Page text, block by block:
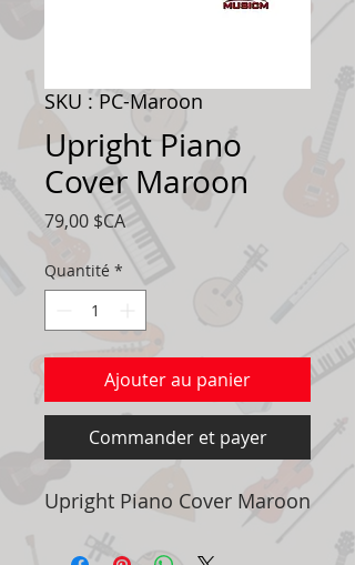
SKU : PC-Maroon
Upright Piano
Cover Maroon
79,00 $CAPrix
Quantité *
Ajouter au panier
Commander et payer
Upright Piano Cover Maroon